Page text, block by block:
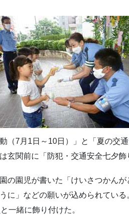
（7月1日～10日）」と「夏の交
玄関前に「防犯・交通安全七夕飾
の園児が書いた「けいさつかん
に」などの願いが込められてい
一緒に飾り付けた。